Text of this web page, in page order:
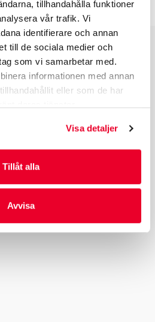
tillhandahålla funktioner
vår trafik. Vi
identifierare och annan
till de sociala medier och
som vi samarbetar med.
informationen med annan
eller som de har
Visa detaljer
Tillåt alla
Avvisa